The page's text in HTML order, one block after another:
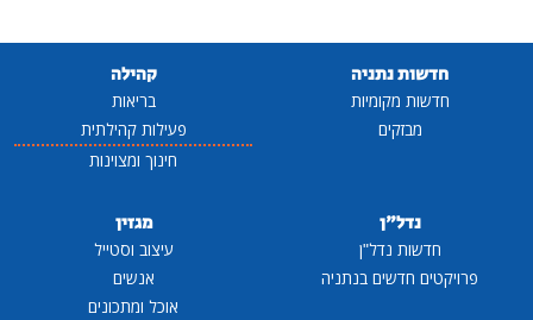
חדשות נתניה
חדשות מקומיות
מבזקים
קהילה
בריאות
פעילות קהילתית
חינוך ומצוינות
נדל"ן
חדשות נדל"ן
פרויקטים חדשים בנתניה
מגזין
עיצוב וסטייל
אנשים
אוכל ומתכונים